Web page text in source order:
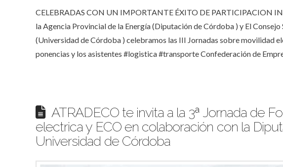
CELEBRADAS CON UN IMPORTANTE ÉXITO DE PARTICIPACION
la Agencia Provincial de la Energía (Diputación de Córdoba ) y El
(Universidad de Córdoba ) celebramos las III Jornadas sobre movilidad
ponencias y los asistentes #logistica #transporte Confederación de
ATRADECO te invita a la 3ª Jornada de
electrica y ECO en colaboración con la
Universidad de Córdoba